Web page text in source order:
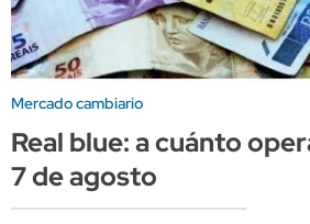
Mercado cambiario
Real blue: a cuánto
7 de agosto